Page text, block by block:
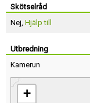
Skötselråd
Nej, Hjälp till
Utbredning
Kamerun
+